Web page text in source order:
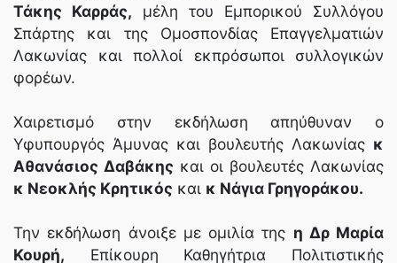
Τάκης Καρράς, μέλη του Εμπορικού Συλλόγου
Σπάρτης και της Ομοσπονδίας Επαγγελματιών
Λακωνίας και πολλοί εκπρόσωποι συλλογικών
φορέων.
Χαιρετισμό στην εκδήλωση απηύθυναν ο
Υφυπουργός Άμυνας και βουλευτής Λακωνίας κ
Αθανάσιος Δαβάκης και οι βουλευτές Λακωνίας
κ Νεοκλής Κρητικός και κ Νάγια Γρηγοράκου.
Την εκδήλωση άνοιξε με ομιλία της η Δρ Μαρία
Κουρή, Επίκουρη Καθηγήτρια Πολιτιστικής